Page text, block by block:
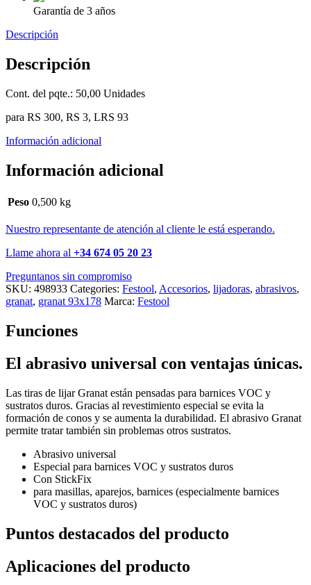
Garantía de 3 años
Descripción
Descripción
Cont. del pqte.: 50,00 Unidades
para RS 300, RS 3, LRS 93
Información adicional
Información adicional
Peso 0,500 kg
Nuestro representante de atención al cliente le está esperando.
Llame ahora al +34 674 05 20 23
Preguntanos sin compromiso
SKU: 498933 Categories: Festool, Accesorios, lijadoras, abrasivos,
granat, granat 93x178 Marca: Festool
Funciones
El abrasivo universal con ventajas únicas.
Las tiras de lijar Granat están pensadas para barnices VOC y
sustratos duros. Gracias al revestimiento especial se evita la
formación de conos y se aumenta la durabilidad. El abrasivo Granat
permite tratar también sin problemas otros sustratos.
Abrasivo universal
Especial para barnices VOC y sustratos duros
Con StickFix
para masillas, aparejos, barnices (especialmente barnices
VOC y sustratos duros)
Puntos destacados del producto
Aplicaciones del producto